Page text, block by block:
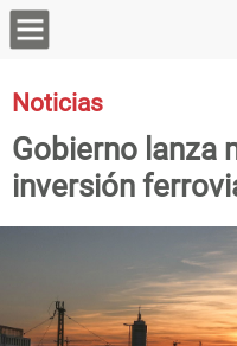
Noticias
Gobierno lanza
inversión